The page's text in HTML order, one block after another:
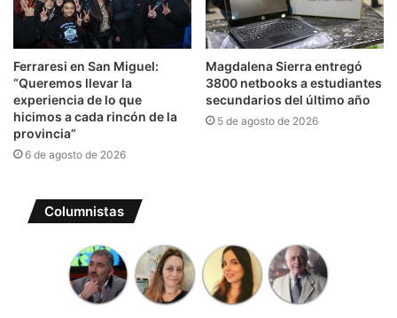
Ferraresi en San Miguel:
“Queremos llevar la
experiencia de lo que
hicimos a cada rincón de la
provincia”
6 de agosto de 2026
Magdalena Sierra entregó
3800 netbooks a estudiantes
secundarios del último año
5 de agosto de 2026
Columnistas